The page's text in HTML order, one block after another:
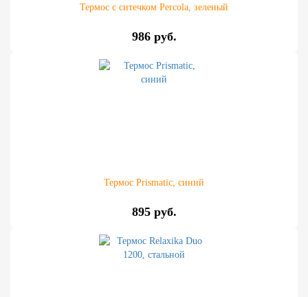
Термос с ситечком Percola, зеленый
986 руб.
Термос Prismatic, синий
895 руб.